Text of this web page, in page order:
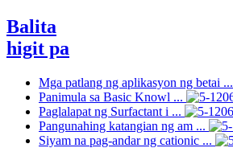
Balita
higit pa
Mga patlang ng aplikasyon ng betai ...
Panimula sa Basic Knowl ...
Paglalapat ng Surfactant i ...
Pangunahing katangian ng am ...
Siyam na pag-andar ng cationic ...